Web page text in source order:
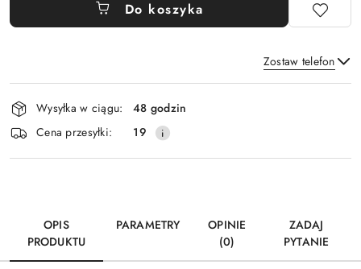
Do koszyka
Zostaw telefon
Wyślij
Dostępność
i
dostawa
Wysyłka w ciągu:
48 godzin
Cena przesyłki:
19
OPIS
PRODUKTU
PARAMETRY
OPINIE
(0)
ZADAJ
PYTANIE